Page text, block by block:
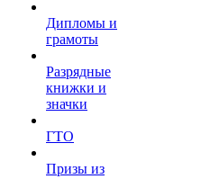
Дипломы и
грамоты
Разрядные
книжки и
значки
ГТО
Призы из